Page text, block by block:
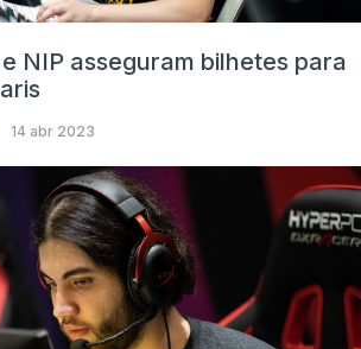
NIP asseguram bilhetes para
14 abr 2023